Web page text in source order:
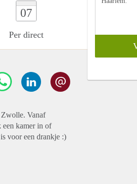
07
Per direct
Vanaf
een kamer in of
voor een drankje :)